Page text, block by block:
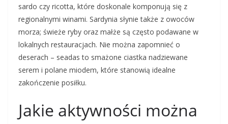
sardo czy ricotta, które doskonale komponują się z
regionalnymi winami. Sardynia słynie także z owoców
morza; świeże ryby oraz małże są często podawane w
lokalnych restauracjach. Nie można zapomnieć o
deserach – seadas to smażone ciastka nadziewane
serem i polane miodem, które stanowią idealne
zakończenie posiłku.
Jakie aktywności można